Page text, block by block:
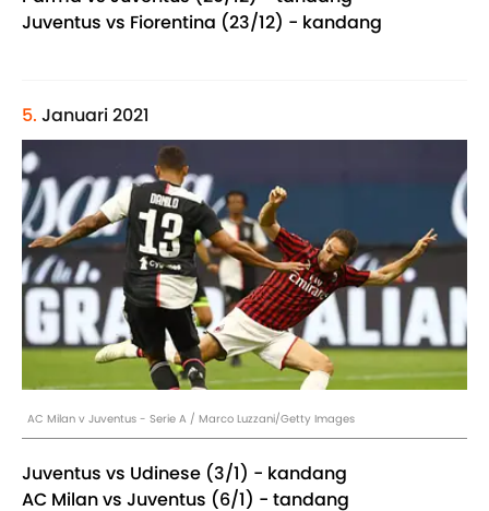
Juventus vs Fiorentina (23/12) - kandang
5. Januari 2021
AC Milan v Juventus - Serie A / Marco Luzzani/Getty Images
Juventus vs Udinese (3/1) - kandang
AC Milan vs Juventus (6/1) - tandang